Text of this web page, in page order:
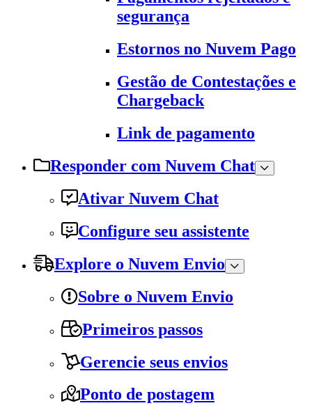
segurança
Estornos no Nuvem Pago
Gestão de Contestações e
Chargeback
Link de pagamento
Responder com Nuvem Chat
Ativar Nuvem Chat
Configure seu assistente
Explore o Nuvem Envio
Sobre o Nuvem Envio
Primeiros passos
Gerencie seus envios
Ponto de postagem